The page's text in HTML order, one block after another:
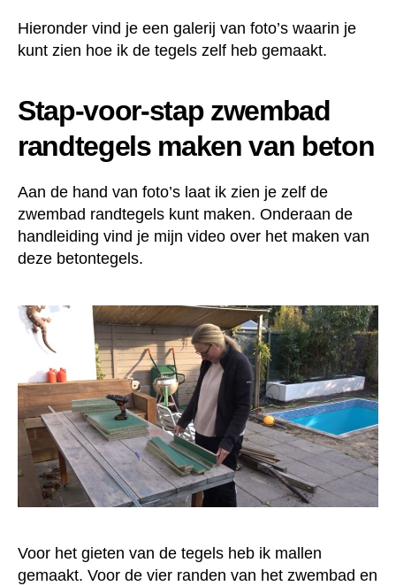
Hieronder vind je een galerij van foto’s waarin je
kunt zien hoe ik de tegels zelf heb gemaakt.
Stap-voor-stap zwembad
randtegels maken van beton
Aan de hand van foto’s laat ik zien je zelf de
zwembad randtegels kunt maken. Onderaan de
handleiding vind je mijn video over het maken van
deze betontegels.
Voor het gieten van de tegels heb ik mallen
gemaakt. Voor de vier randen van het zwembad en